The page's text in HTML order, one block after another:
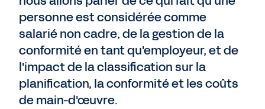
personne est considérée comme
salarié non cadre, de la gestion de la
conformité en tant qu'employeur, et de
l'impact de la classification sur la
planification, la conformité et les coûts
de main-d'œuvre.